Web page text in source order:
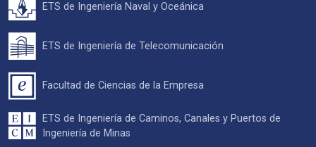
ETS de Ingeniería Naval y Oceánica
ETS de Ingeniería de Telecomunicación
Facultad de Ciencias de la Empresa
ETS de Ingeniería de Caminos, Canales y Puertos de
Ingeniería de Minas